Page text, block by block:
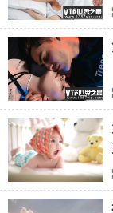
常的稀少，更加
非常奇怪。
8、羌塘无人区